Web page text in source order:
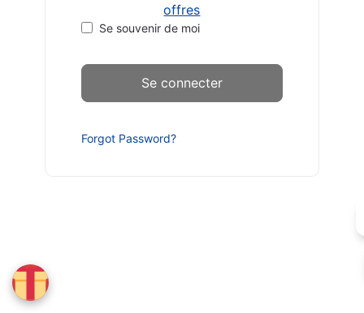
offres
Se souvenir de moi
Forgot Password?